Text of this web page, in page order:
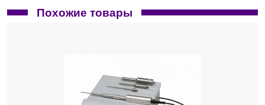
Похожие товары